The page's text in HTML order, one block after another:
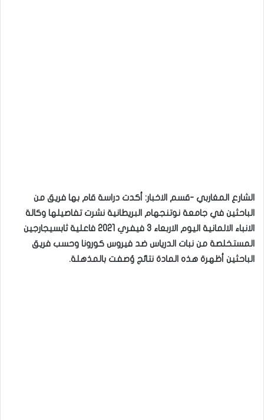
الشارع المغاربي -قسم الاخبار: أكدت دراسة قام بها فريق من
الباحثين في جامعة نوتنجهام البريطانية نشرت تفاصيلها وكالة
الانباء الالمانية اليوم الاربعاء 3 فيفري 2021 فاعلية ثابسيجارجين
المستخلصة من نبات الدرياس ضد فيروس كورونا وحسب فريق
الباحثين أظهرة هذه المادة نتائج وُصفت بالمذهلة.